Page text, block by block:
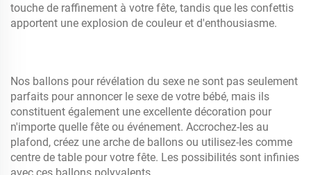
touche de raffinement à votre fête, tandis que les confettis
apportent une explosion de couleur et d'enthousiasme.
Nos ballons pour révélation du sexe ne sont pas seulement
parfaits pour annoncer le sexe de votre bébé, mais ils
constituent également une excellente décoration pour
n'importe quelle fête ou événement. Accrochez-les au
plafond, créez une arche de ballons ou utilisez-les comme
centre de table pour votre fête. Les possibilités sont infinies